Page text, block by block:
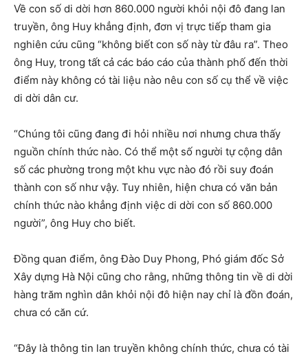
Về con số di dời hơn 860.000 người khỏi nội đô đang lan
truyền, ông Huy khẳng định, đơn vị trực tiếp tham gia
nghiên cứu cũng “không biết con số này từ đâu ra”. Theo
ông Huy, trong tất cả các báo cáo của thành phố đến thời
điểm này không có tài liệu nào nêu con số cụ thể về việc
di dời dân cư.
“Chúng tôi cũng đang đi hỏi nhiều nơi nhưng chưa thấy
nguồn chính thức nào. Có thể một số người tự cộng dân
số các phường trong một khu vực nào đó rồi suy đoán
thành con số như vậy. Tuy nhiên, hiện chưa có văn bản
chính thức nào khẳng định việc di dời con số 860.000
người”, ông Huy cho biết.
Đồng quan điểm, ông Đào Duy Phong, Phó giám đốc Sở
Xây dựng Hà Nội cũng cho rằng, những thông tin về di dời
hàng trăm nghìn dân khỏi nội đô hiện nay chỉ là đồn đoán,
chưa có căn cứ.
“Đây là thông tin lan truyền không chính thức, chưa có tài